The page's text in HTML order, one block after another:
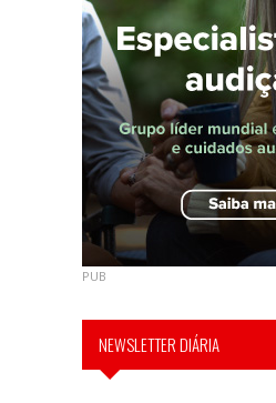
PUB
NEWSLETTER DIÁRIA